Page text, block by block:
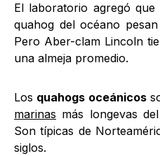
El laboratorio agregó
quahog del océano
Pero Aber-clam Lincoln
una almeja promedio.
Los quahogs oceánicos
marinas más longevas
Son típicas de
siglos.